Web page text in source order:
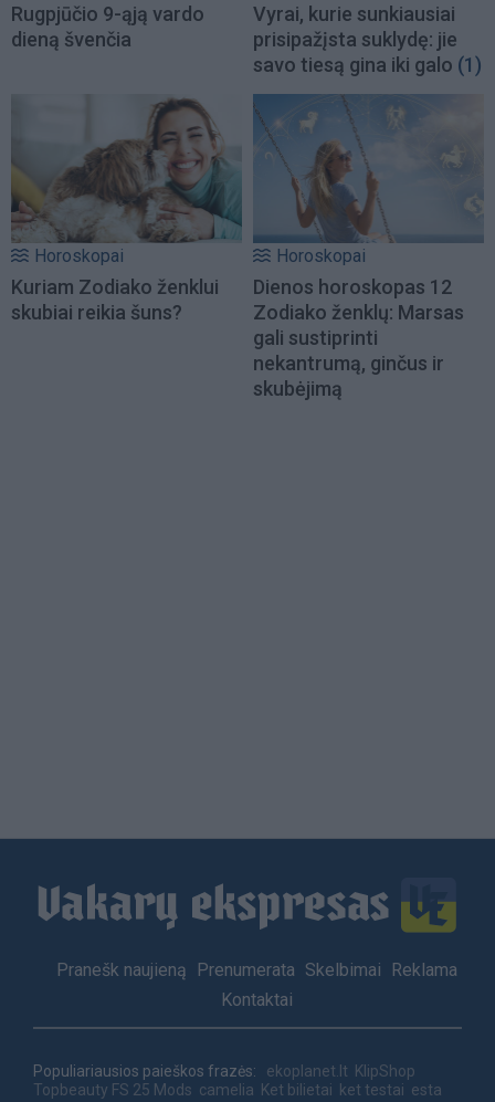
Rugpjūčio 9-ąją vardo
dieną švenčia
Vyrai, kurie sunkiausiai
prisipažįsta suklydę: jie
savo tiesą gina iki galo (1)
Horoskopai
Kuriam Zodiako ženklui
skubiai reikia šuns?
Horoskopai
Dienos horoskopas 12
Zodiako ženklų: Marsas
gali sustiprinti
nekantrumą, ginčus ir
skubėjimą
Footer
Pranešk naujieną Prenumerata Skelbimai
Reklama
Kontaktai
Populiariausios paieškos frazės: ekoplanet.lt KlipShop
Topbeauty FS 25 Mods camelia Ket bilietai ket testai esta